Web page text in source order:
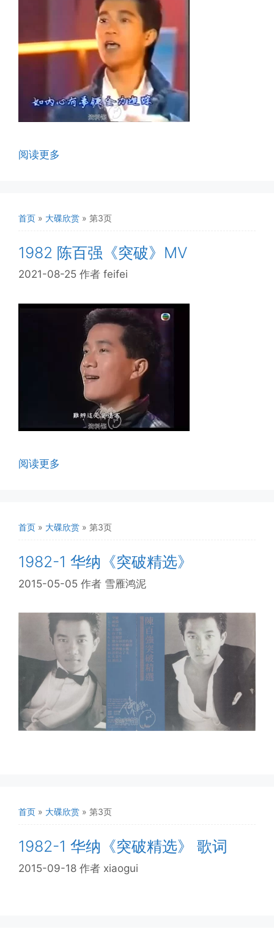
阅读更多
首页 » 大碟欣赏 » 第3页
1982 陈百强《突破》MV
2021-08-25 作者 feifei
阅读更多
首页 » 大碟欣赏 » 第3页
1982-1 华纳《突破精选》
2015-05-05 作者 雪雁鸿泥
首页 » 大碟欣赏 » 第3页
1982-1 华纳《突破精选》 歌词
2015-09-18 作者 xiaogui